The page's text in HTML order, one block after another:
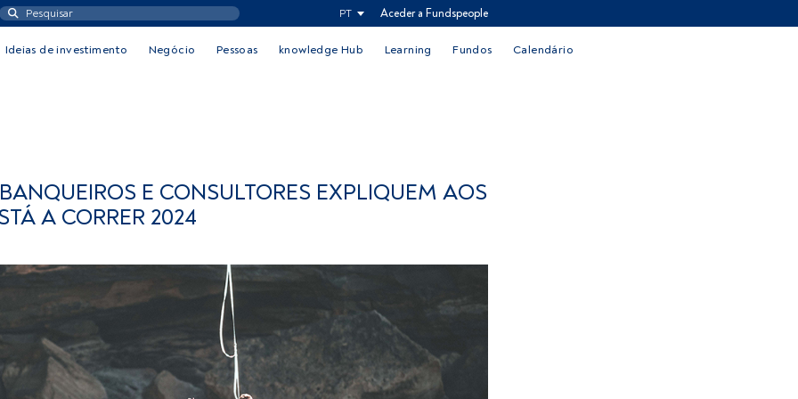
PT Aceder a Fundspeople
Ideias de investimento Negócio Pessoas knowledge Hub Learning Fundos Calendário
E CONSULTORES EXPLIQUEM AOS
A CORRER 2024